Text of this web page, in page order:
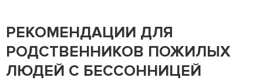
РЕКОМЕНДАЦИИ ДЛЯ
РОДСТВЕННИКОВ ПОЖИЛЫХ
ЛЮДЕЙ С БЕССОННИЦЕЙ